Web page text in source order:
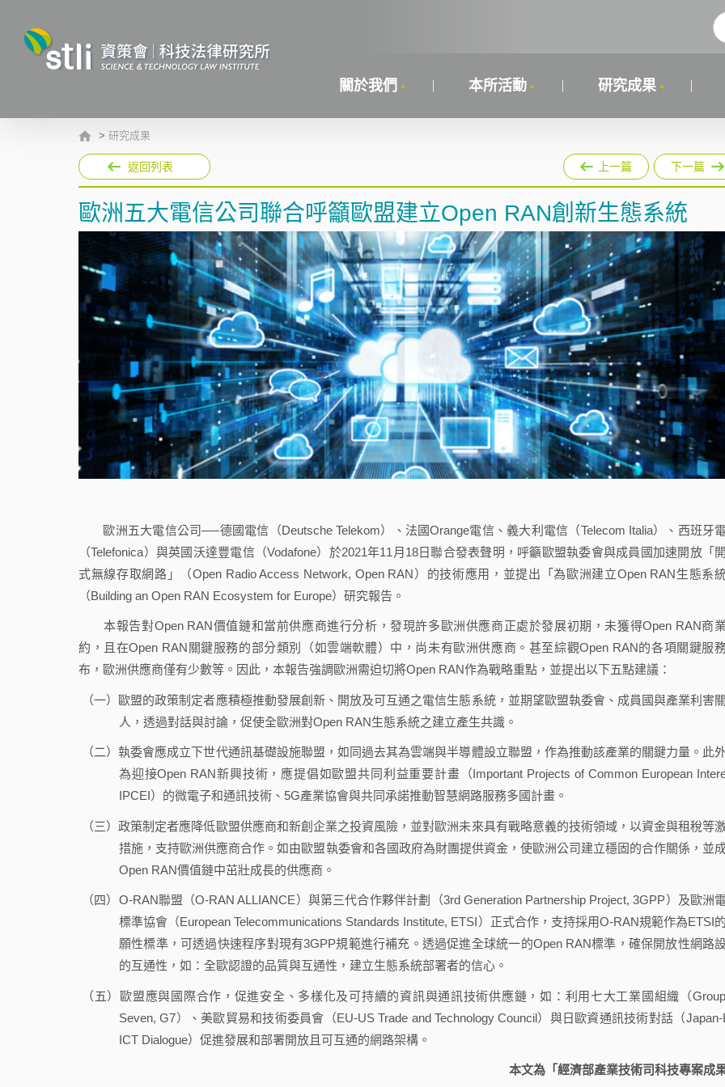
關於我們 本所活動 研究成果
> 研究成果
返回列表 上一篇 下一篇
歐洲五大電信公司聯合呼籲歐盟建立Open RAN創新生態系統
歐洲五大電信公司──德國電信（Deutsche Telekom）、法國Orange電信、義大利電信（Telecom Italia）、西班牙
（Telefonica）與英國沃達豐電信（Vodafone）於2021年11月18日聯合發表聲明，呼籲歐盟執委會與成員國加速開放「
式無線存取網路」（Open Radio Access Network, Open RAN）的技術應用，並提出「為歐洲建立Open RAN生態系
（Building an Open RAN Ecosystem for Europe）研究報告。
本報告對Open RAN價值鏈和當前供應商進行分析，發現許多歐洲供應商正處於發展初期，未獲得Open RAN商
約，且在Open RAN關鍵服務的部分類別（如雲端軟體）中，尚未有歐洲供應商。甚至綜觀Open RAN的各項關鍵服
布，歐洲供應商僅有少數等。因此，本報告強調歐洲需迫切將Open RAN作為戰略重點，並提出以下五點建議：
（一）歐盟的政策制定者應積極推動發展創新、開放及可互通之電信生態系統，並期望歐盟執委會、成員國與產業利害
人，透過對話與討論，促使全歐洲對Open RAN生態系統之建立產生共識。
（二）執委會應成立下世代通訊基礎設施聯盟，如同過去其為雲端與半導體設立聯盟，作為推動該產業的關鍵力量。此
為迎接Open RAN新興技術，應提倡如歐盟共同利益重要計畫（Important Projects of Common European
IPCEI）的微電子和通訊技術、5G產業協會與共同承諾推動智慧網路服務多國計畫。
（三）政策制定者應降低歐盟供應商和新創企業之投資風險，並對歐洲未來具有戰略意義的技術領域，以資金與租稅等
措施，支持歐洲供應商合作。如由歐盟執委會和各國政府為財團提供資金，使歐洲公司建立穩固的合作關係，並
Open RAN價值鏈中茁壯成長的供應商。
（四）O-RAN聯盟（O-RAN ALLIANCE）與第三代合作夥伴計劃（3rd Generation Partnership Project, 3GPP）及歐洲
標準協會（European Telecommunications Standards Institute, ETSI）正式合作，支持採用O-RAN規範作為ETSI
願性標準，可透過快速程序對現有3GPP規範進行補充。透過促進全球統一的Open RAN標準，確保開放性網路
的互通性，如：全歐認證的品質與互通性，建立生態系統部署者的信心。
（五）歐盟應與國際合作，促進安全、多樣化及可持續的資訊與通訊技術供應鏈，如：利用七大工業國組織（
Seven, G7）、美歐貿易和技術委員會（EU-US Trade and Technology Council）與日歐資通訊技術對話（Japan-
ICT Dialogue）促進發展和部署開放且可互通的網路架構。
本文為「經濟部產業技術司科技專案成